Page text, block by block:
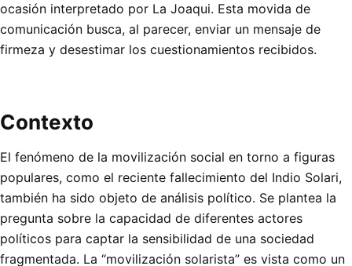
ocasión interpretado por La Joaqui. Esta movida de
comunicación busca, al parecer, enviar un mensaje de
firmeza y desestimar los cuestionamientos recibidos.
Contexto
El fenómeno de la movilización social en torno a figuras
populares, como el reciente fallecimiento del Indio Solari,
también ha sido objeto de análisis político. Se plantea la
pregunta sobre la capacidad de diferentes actores
políticos para captar la sensibilidad de una sociedad
fragmentada. La “movilización solarista” es vista como un